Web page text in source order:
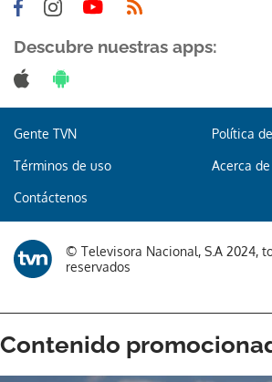
Descubre nuestras apps:
Gente TVN Política
Términos de uso Acerca de
Contáctenos
© Televisora Nacional, S.A 2024,
reservados